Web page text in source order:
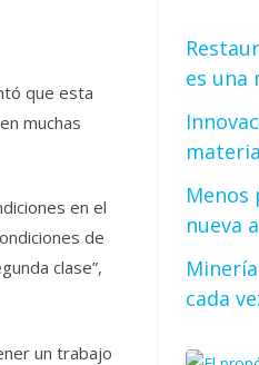
que esta
en muchas
en el
de
clase”,
un trabajo
es una
Menos
nueva
cada